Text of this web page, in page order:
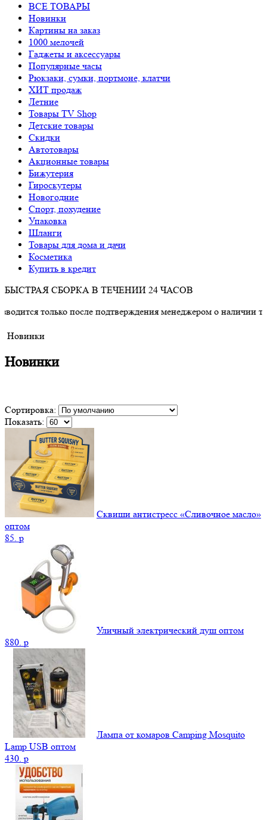
ВСЕ ТОВАРЫ
Новинки
Картины на заказ
1000 мелочей
Гаджеты и аксессуары
Популярные часы
Рюкзаки, сумки, портмоне, клатчи
ХИТ продаж
Летние
Товары TV Shop
Детские товары
Cкидки
Автотовары
Акционные товары
Бижутерия
Гироскутеры
Новогодние
Спорт, похудение
Упаковка
Шланги
Товары для дома и дачи
Косметика
Купить в кредит
БЫСТРАЯ СБОРКА В ТЕЧЕНИИ 24 ЧАСОВ
после подтверждения менеджером о наличии товара.
Новинки
Новинки
Сортировка:
Показать:
Сквиши антистресс «Сливочное масло»
оптом
85. p
Уличный электрический душ оптом
880. p
Лампа от комаров Camping Mosquito
Lamp USB оптом
430. p